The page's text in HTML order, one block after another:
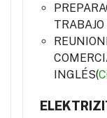
INGLÉS(